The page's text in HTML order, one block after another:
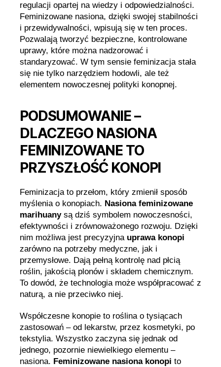
regulacji opartej na wiedzy i odpowiedzialności.
Feminizowane nasiona, dzięki swojej stabilności
i przewidywalności, wpisują się w ten proces.
Pozwalają tworzyć bezpieczne, kontrolowane
uprawy, które można nadzorować i
standaryzować. W tym sensie feminizacja stała
się nie tylko narzędziem hodowli, ale też
elementem nowoczesnej polityki konopnej.
PODSUMOWANIE –
DLACZEGO NASIONA
FEMINIZOWANE TO
PRZYSZŁOŚĆ KONOPI
Feminizacja to przełom, który zmienił sposób
myślenia o konopiach. Nasiona feminizowane
marihuanysą dziś symbolem nowoczesności,
efektywności i zrównoważonego rozwoju. Dzięki
nim możliwa jest precyzyjna uprawa konopi
zarówno na potrzeby medyczne, jak i
przemysłowe. Dają pełną kontrolę nad płcią
roślin, jakością plonów i składem chemicznym.
To dowód, że technologia może współpracować z
naturą, a nie przeciwko niej.
Współczesne konopie to roślina o tysiącach
zastosowań – od lekarstw, przez kosmetyki, po
tekstylia. Wszystko zaczyna się jednak od
jednego, pozornie niewielkiego elementu –
nasiona. Feminizowane nasiona konopi to